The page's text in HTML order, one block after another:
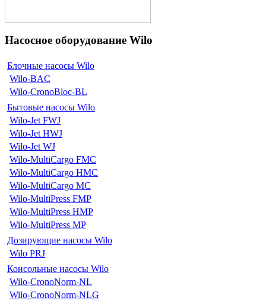
Насосное оборудование Wilo
Блочные насосы Wilo
Wilo-BAC
Wilo-CronoBloc-BL
Бытовые насосы Wilo
Wilo-Jet FWJ
Wilo-Jet HWJ
Wilo-Jet WJ
Wilo-MultiCargo FMC
Wilo-MultiCargo HMC
Wilo-MultiCargo MC
Wilo-MultiPress FMP
Wilo-MultiPress HMP
Wilo-MultiPress MP
Дозирующие насосы Wilo
Wilo PRJ
Консольные насосы Wilo
Wilo-CronoNorm-NL
Wilo-CronoNorm-NLG